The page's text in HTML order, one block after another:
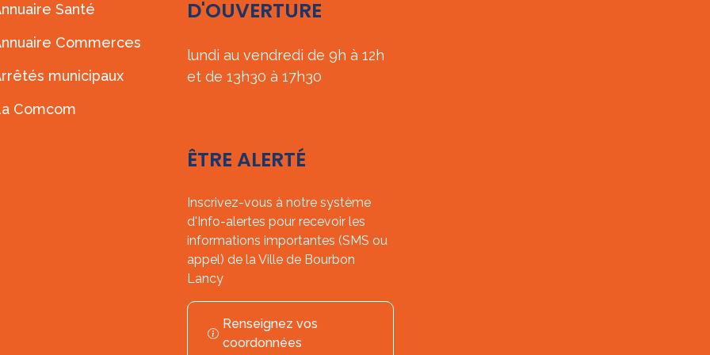
Santé
Commerces
municipaux
Comcom
D'OUVERTURE
lundi au vendredi de 9h à 12h
et de 13h30 à 17h30
ÊTRE ALERTÉ
Inscrivez-vous à notre système
d'Info-alertes pour recevoir les
informations importantes (SMS ou
appel) de la Ville de Bourbon
Lancy
Renseignez vos
coordonnées